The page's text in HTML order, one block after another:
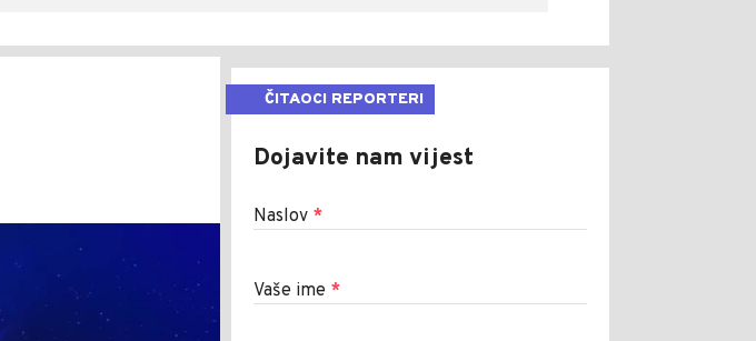
ČITAOCI REPORTERI
Dojavite nam vijest
Naslov *
Vaše ime *